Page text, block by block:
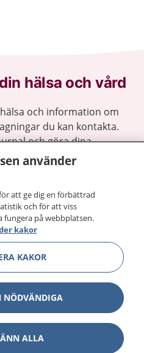
hälsa och vård
och information om
du kan kontakta.
och göra dina
1177 för
runt.
Visa
Visa
Visa
använder
att ge dig en förbättrad
och för att viss
på webbplatsen.
kakor
KAKOR
NÖDVÄNDIGA
ALLA